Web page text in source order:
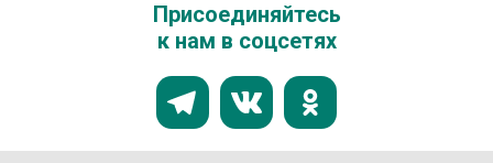
Присоединяйтесь
к нам в соцсетях